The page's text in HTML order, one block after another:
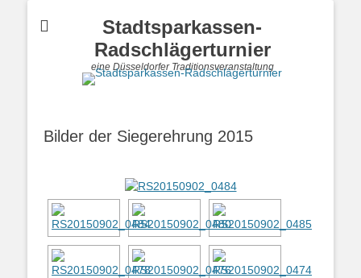
Stadtsparkassen-
Radschlägerturnier
eine Düsseldorfer Traditionsveranstaltung
Bilder der Siegerehrung 2015